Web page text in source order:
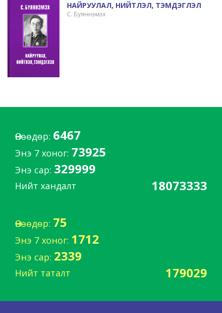
НАЙРУУЛАЛ, НИЙТЛЭЛ, ТЭМДЭГЛЭЛ
С. Буяннэмэх
Өнөөдөр: 6467
Энэ 7 хоног: 73925
Энэ сар: 329999
Нийт хандалт 18073333
Өнөөдөр: 75
Энэ 7 хоног: 1712
Энэ сар: 2339
Нийт таталт 179029